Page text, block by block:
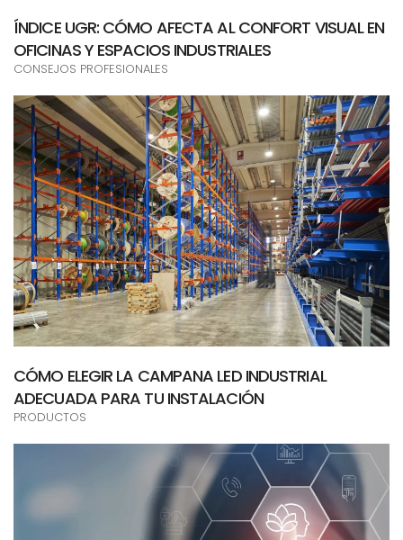
ÍNDICE UGR: CÓMO AFECTA AL CONFORT VISUAL EN
OFICINAS Y ESPACIOS INDUSTRIALES
CONSEJOS PROFESIONALES
CÓMO ELEGIR LA CAMPANA LED INDUSTRIAL
ADECUADA PARA TU INSTALACIÓN
PRODUCTOS